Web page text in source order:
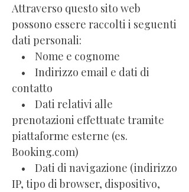
Attraverso questo sito web
possono essere raccolti i seguenti
dati personali:
• Nome e cognome
• Indirizzo email e dati di
contatto
• Dati relativi alle
prenotazioni effettuate tramite
piattaforme esterne (es.
Booking.com)
• Dati di navigazione (indirizzo
IP, tipo di browser, dispositivo,